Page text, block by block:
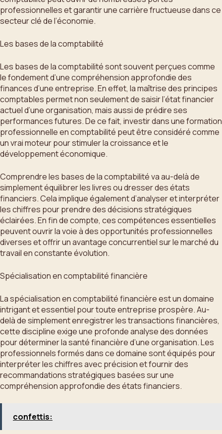
professionnelles et garantir une carrière fructueuse dans ce
secteur clé de l’économie.
Les bases de la comptabilité
Les bases de la comptabilité sont souvent perçues comme
le fondement d’une compréhension approfondie des
finances d’une entreprise. En effet, la maîtrise des principes
comptables permet non seulement de saisir l’état financier
actuel d’une organisation, mais aussi de prédire ses
performances futures. De ce fait, investir dans une formation
professionnelle en comptabilité peut être considéré comme
un vrai moteur pour stimuler la croissance et le
développement économique.
Comprendre les bases de la comptabilité va au-delà de
simplement équilibrer les livres ou dresser des états
financiers. Cela implique également d’analyser et interpréter
les chiffres pour prendre des décisions stratégiques
éclairées. En fin de compte, ces compétences essentielles
peuvent ouvrir la voie à des opportunités professionnelles
diverses et offrir un avantage concurrentiel sur le marché du
travail en constante évolution.
Spécialisation en comptabilité financière
La spécialisation en comptabilité financière est un domaine
intrigant et essentiel pour toute entreprise prospère. Au-
delà de simplement enregistrer les transactions financières,
cette discipline exige une profonde analyse des données
pour déterminer la santé financière d’une organisation. Les
professionnels formés dans ce domaine sont équipés pour
interpréter les chiffres avec précision et fournir des
recommandations stratégiques basées sur une
compréhension approfondie des états financiers.
confettis: